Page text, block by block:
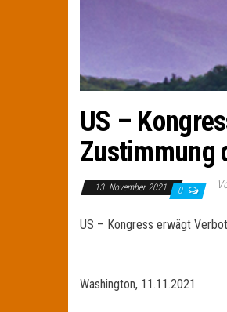
US –
Zustimmung
13. November 2021 0
US – Kongress erwägt
Washington, 11.11.2021